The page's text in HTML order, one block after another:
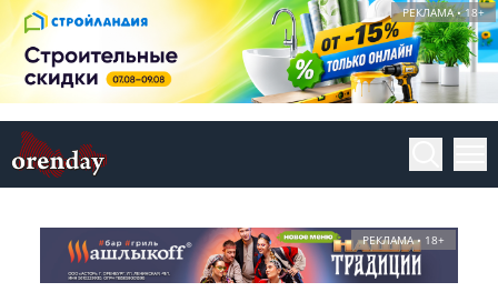
РЕКЛАМА • 18+
РЕКЛАМА • 18+